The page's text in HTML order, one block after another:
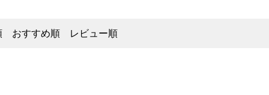
おすすめ順 レビュー順